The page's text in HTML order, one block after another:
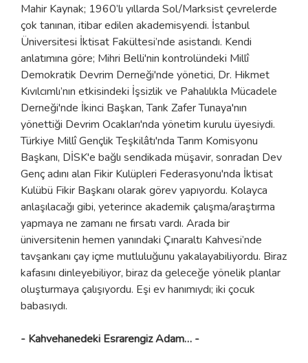
Mahir Kaynak; 1960’lı yıllarda Sol/Marksist çevrelerde
çok tanınan, itibar edilen akademisyendi. İstanbul
Üniversitesi İktisat Fakültesi’nde asistandı. Kendi
anlatımına göre; Mihri Belli'nin kontrolündeki Millî
Demokratik Devrim Derneği'nde yönetici, Dr. Hikmet
Kıvılcımlı’nın etkisindeki İşsizlik ve Pahalılıkla Mücadele
Derneği'nde İkinci Başkan, Tarık Zafer Tunaya'nın
yönettiği Devrim Ocakları'nda yönetim kurulu üyesiydi.
Türkiye Millî Gençlik Teşkilâtı'nda Tarım Komisyonu
Başkanı, DİSK'e bağlı sendikada müşavir, sonradan Dev
Genç adını alan Fikir Kulüpleri Federasyonu'nda İktisat
Kulübü Fikir Başkanı olarak görev yapıyordu. Kolayca
anlaşılacağı gibi, yeterince akademik çalışma/araştırma
yapmaya ne zamanı ne fırsatı vardı. Arada bir
üniversitenin hemen yanındaki Çınaraltı Kahvesi’nde
tavşankanı çay içme mutluluğunu yakalayabiliyordu. Biraz
kafasını dinleyebiliyor, biraz da geleceğe yönelik planlar
oluşturmaya çalışıyordu. Eşi ev hanımıydı; iki çocuk
babasıydı.
- Kahvehanedeki Esrarengiz Adam… -